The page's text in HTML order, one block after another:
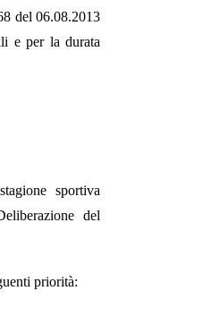
del 06.08.2013
e per la durata
sportiva
del
priorità: